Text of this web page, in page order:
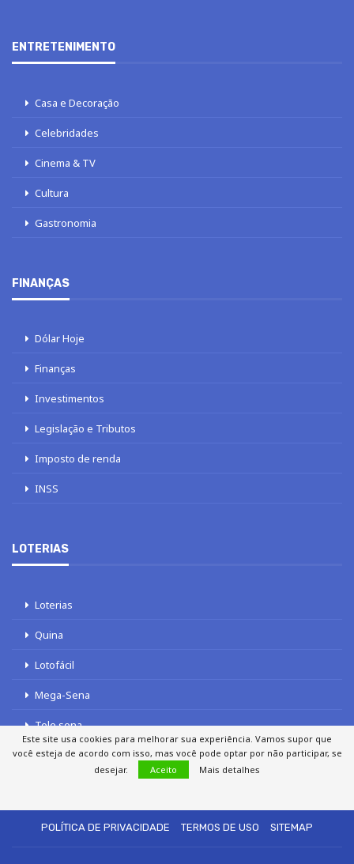
ENTRETENIMENTO
Casa e Decoração
Celebridades
Cinema & TV
Cultura
Gastronomia
FINANÇAS
Dólar Hoje
Finanças
Investimentos
Legislação e Tributos
Imposto de renda
INSS
LOTERIAS
Loterias
Quina
Lotofácil
Mega-Sena
Tele sena
POLÍTICA DE PRIVACIDADE
TERMOS DE USO SITEMAP
Este site usa cookies para melhorar sua experiência. Vamos supor que
você esteja de acordo com isso, mas você pode optar por não participar, se
desejar.
Aceito Mais detalhes